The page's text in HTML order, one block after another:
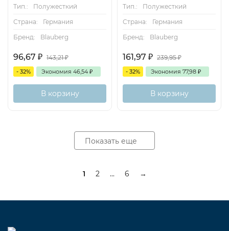
Тип.:
Полужесткий
Страна:
Германия
Бренд:
Blauberg
96,67 ₽ 143,21₽
- 32% Экономия 46,54 ₽
В корзину
Тип.:
Полужесткий
Страна:
Германия
Бренд:
Blauberg
161,97 ₽ 239,95₽
- 32% Экономия 77,98 ₽
В корзину
Показать еще
1 2 ... 6 →